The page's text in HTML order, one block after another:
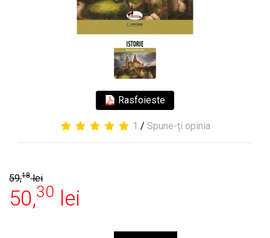
Rasfoieste
1 / Spune-ți opinia
59,18lei
50,30 lei